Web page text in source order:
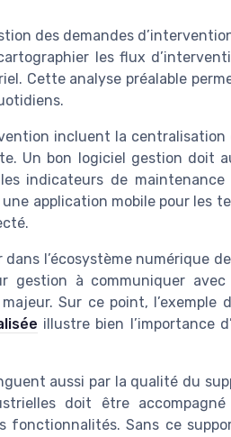
des demandes
les flux
Cette analyse préalable
incluent la centralisation
Un bon logiciel gestion doit
indicateurs de
application mobile pour les
l’écosystème numérique
à communiquer avec
Sur ce point, l’exemple
illustre bien l’importance
aussi par la qualité du
doit être accompagné
fonctionnalités. Sans ce